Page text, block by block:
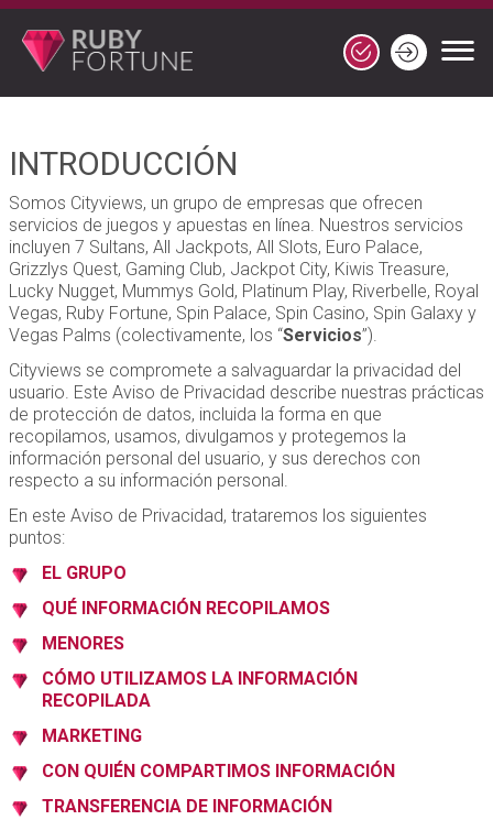
INTRODUCCIÓN
Somos Cityviews, un grupo de empresas que ofrecen
servicios de juegos y apuestas en línea. Nuestros servicios
incluyen 7 Sultans, All Jackpots, All Slots, Euro Palace,
Grizzlys Quest, Gaming Club, Jackpot City, Kiwis Treasure,
Lucky Nugget, Mummys Gold, Platinum Play, Riverbelle, Royal
Vegas, Ruby Fortune, Spin Palace, Spin Casino, Spin Galaxy y
Vegas Palms (colectivamente, los “Servicios”).
Cityviews se compromete a salvaguardar la privacidad del
usuario. Este Aviso de Privacidad describe nuestras prácticas
de protección de datos, incluida la forma en que
recopilamos, usamos, divulgamos y protegemos la
información personal del usuario, y sus derechos con
respecto a su información personal.
En este Aviso de Privacidad, trataremos los siguientes
puntos:
EL GRUPO
QUÉ INFORMACIÓN RECOPILAMOS
MENORES
CÓMO UTILIZAMOS LA INFORMACIÓN
RECOPILADA
MARKETING
CON QUIÉN COMPARTIMOS INFORMACIÓN
TRANSFERENCIA DE INFORMACIÓN